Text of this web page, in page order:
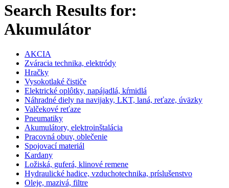
Search Results for:
Akumulátor
AKCIA
Zváracia technika, elektródy
Hračky
Vysokotlaké čističe
Elektrické oplôtky, napájadlá, kŕmidlá
Náhradné diely na navijaky, LKT, laná, reťaze, úväzky
Valčekové reťaze
Pneumatiky
Akumulátory, elektroinštalácia
Pracovná obuv, oblečenie
Spojovací materiál
Kardany
Ložiská, guferá, klinové remene
Hydraulické hadice, vzduchotechnika, príslušenstvo
Oleje, mazivá, filtre